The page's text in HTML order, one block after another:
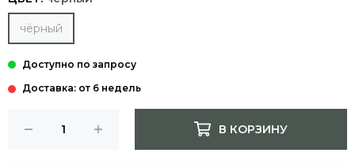
чёрный
Доставка: от 6 недель
В КОРЗИНУ